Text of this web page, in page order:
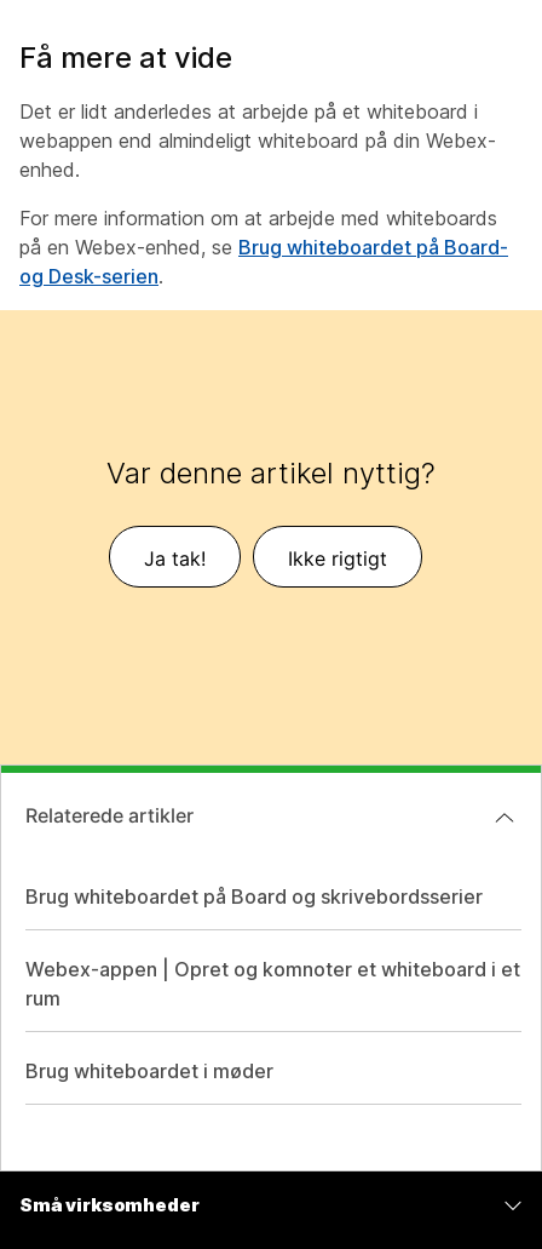
Få mere at vide
Det er lidt anderledes at arbejde på et whiteboard i
webappen end almindeligt whiteboard på din Webex-
enhed.
For mere information om at arbejde med whiteboards
på en Webex-enhed, se Brug whiteboardet på Board-
og Desk-serien.
Var denne artikel nyttig?
Ja tak! Ikke rigtigt
Relaterede artikler
Brug whiteboardet på Board og skrivebordsserier
Webex-appen | Opret og komnoter et whiteboard i et
rum
Brug whiteboardet i møder
Små virksomheder